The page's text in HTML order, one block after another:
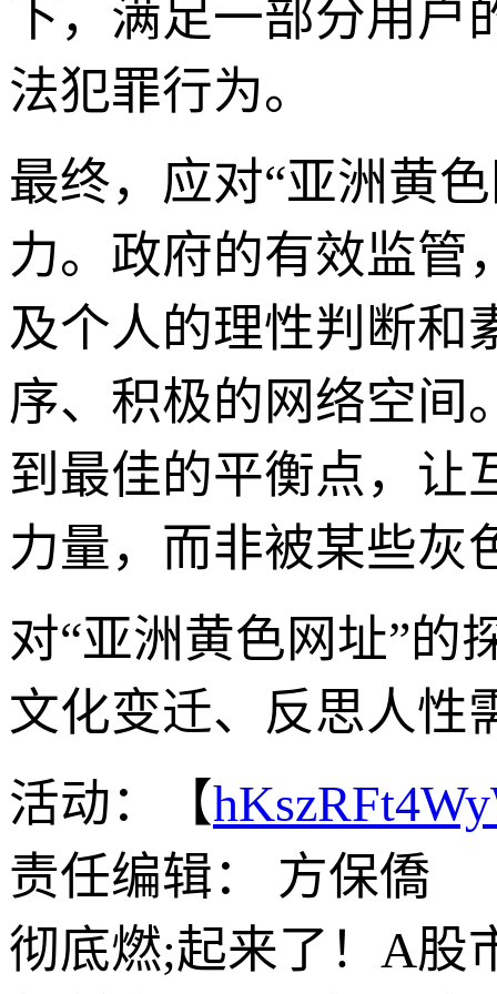
下，满足一部分用户
法犯罪行为。
最终，应对“亚洲黄
力。政府的有效监管
及个人的理性判断和
序、积极的网络空间
到最佳的平衡点，让
力量，而非被某些灰
对“亚洲黄色网址”的
文化变迁、反思人性
活动：【
责任编辑： 方保僑
彻底燃;起来了！A股